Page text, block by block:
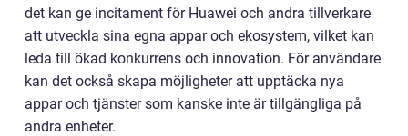
det kan ge incitament för Huawei och andra tillverkare
att utveckla sina egna appar och ekosystem, vilket kan
leda till ökad konkurrens och innovation. För användare
kan det också skapa möjligheter att upptäcka nya
appar och tjänster som kanske inte är tillgängliga på
andra enheter.